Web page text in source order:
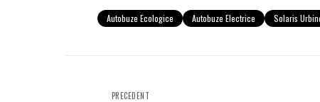
Autobuze Ecologice Autobuze Electrice Solaris
PRECEDENT